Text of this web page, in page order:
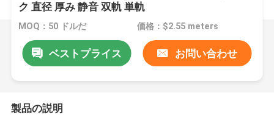
ク 直径 厚み 静音 双軌 単軌
MOQ：50 ドルだ 価格：$2.55 meters
ベストプライス お問い合わせ
製品の説明